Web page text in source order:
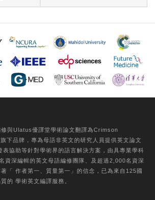
與Ulatus優譯堂學術論文翻譯為Crimson
品牌，專為母語非英文的研究人員提供英文論文
表協助等針對學術界的語言解決方案，由具專業學科
資深編輯的英文母語編修團隊
、及超過2,000名資深
著「 作者第一、質量第一 」的信念，已為來自125國
的 學術英文編譯服務。